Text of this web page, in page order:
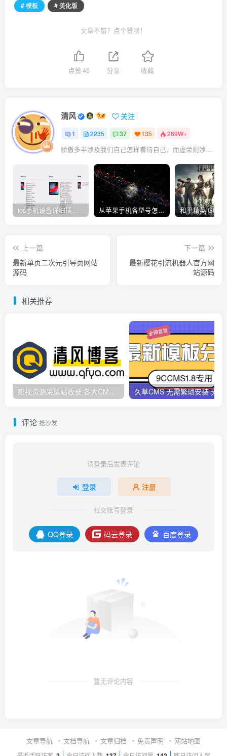
# 模板
# 美化版
文章不错？点个赞呗！
点赞45 分享 收藏
清风 关注
1 2235 37 135 269W+
骄傲多半涉及我们自己怎样看待自己，而虚荣则涉及我们想别人怎样看我们
ios手机设备详细插件平刷教程 从苹果手机各型号怎么越狱到怎么开科技完整教程
上一篇
最新单页二次元引导页网站
源码
下一篇
最新樱花引流机器人官方网
站源码
相关推荐
影视资源采集站收录 各大CMS采集资源站网址合集
评论 抢沙发
请登录后发表评论
登录 注册
社交账号登录
QQ登录 码云登录 百度登录
暂无评论内容
文章导航 文档导航 文章归档 免责声明 网站地图